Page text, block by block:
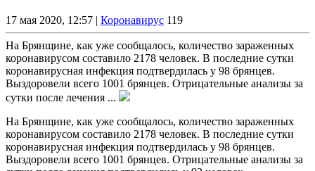
17 мая 2020, 12:57 | Коронавирус 119
На Брянщине, как уже сообщалось, количество зараженных
коронавирусом составило 2178 человек. В последние сутки
коронавирусная инфекция подтвердилась у 98 брянцев.
Выздоровели всего 1001 брянцев. Отрицательные анализы за
сутки после лечения ...
На Брянщине, как уже сообщалось, количество зараженных
коронавирусом составило 2178 человек. В последние сутки
коронавирусная инфекция подтвердилась у 98 брянцев.
Выздоровели всего 1001 брянцев. Отрицательные анализы за